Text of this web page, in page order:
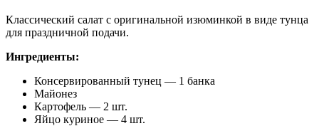
Классический салат с оригинальной изюминкой в виде тунца
для праздничной подачи.
Ингредиенты:
Консервированный тунец — 1 банка
Майонез
Картофель — 2 шт.
Яйцо куриное — 4 шт.